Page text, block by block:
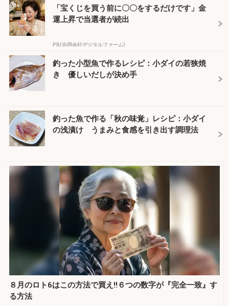
「宝くじを買う前に〇〇をするだけです」金
運上昇で当選者が続出
PR(合同会社デジタルファーム)
釣った小型魚で作るレシピ：小ダイの若狭焼
き 優しいだしが決め手
釣った魚で作る「秋の味覚」レシピ：小ダイ
の浅漬け うまみと食感を引き出す調理法
８月のロト6はこの方法で買え!!６つの数字が『完全一致』す
る方法